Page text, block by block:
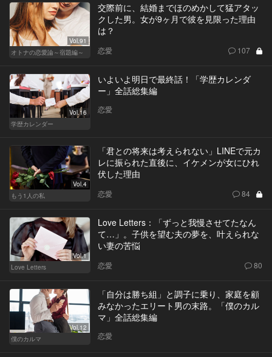
Vol.91
オトナの恋愛論～宿題編～
交際前に、結婚までほのめかして猛アタッ
クした男。女が9ヶ月で彼を見限った理由
は？
恋愛 107
Vol.16
学歴カレンダー
いよいよ明日で最終話！「学歴カレンダ
ー」全話総集編
恋愛
Vol.4
もう1人の私
「君との将来は考えられない」LINEで元カ
レに振られた直後に、イケメンが女にひれ
伏した理由
恋愛 84
Vol.1
Love Letters
Love Letters：「ずっと我慢させてたなん
て…」。子供を望む夫の夢を、叶えられな
い妻の苦悩
恋愛 80
Vol.12
僕のカルマ
「自分は勝ち組」と調子に乗り、家庭を顧
みなかったエリート男の末路。「僕のカル
マ」全話総集編
恋愛